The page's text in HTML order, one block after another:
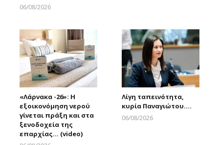
06/08/2026
«Λάρνακα -26»: Η
εξοικονόμηση νερού
γίνεται πράξη και στα
ξενοδοχεία της
επαρχίας… (video)
Λίγη ταπεινότητα,
κυρία Παναγιώτου….
06/08/2026